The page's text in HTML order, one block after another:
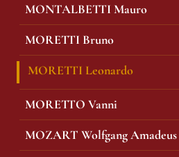
MONTALBETTI Mauro
MORETTI Bruno
MORETTI Leonardo
MORETTO Vanni
MOZART Wolfgang Amadeus